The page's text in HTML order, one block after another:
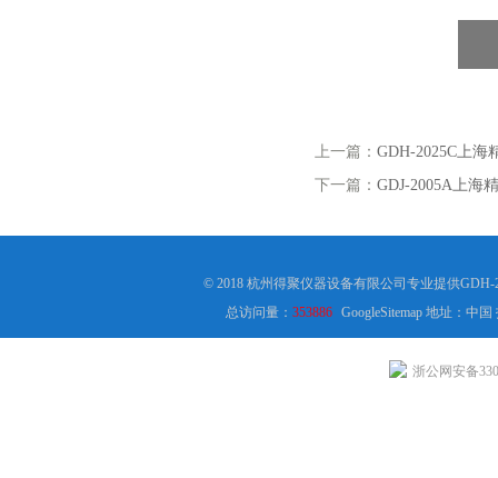
上一篇： GDH-2025C上海
下一篇： GDJ-2005A上海
© 2018 杭州得聚仪器设备有限公司专业提供
总访问量：353886 GoogleSitemap地址：中国
浙公网安备